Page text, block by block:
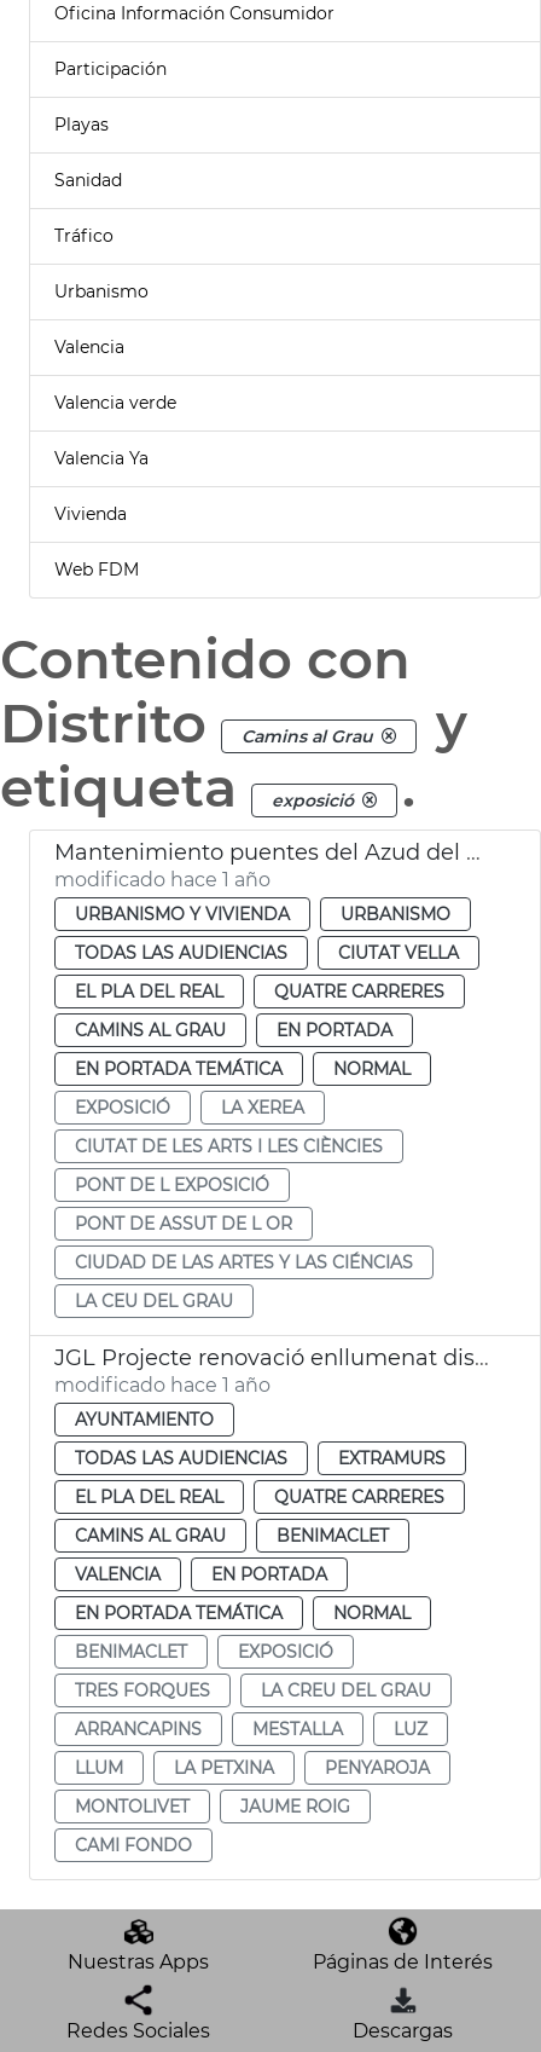
Oficina Información Consumidor
Participación
Playas
Sanidad
Tráfico
Urbanismo
Valencia
Valencia verde
Valencia Ya
Vivienda
Web FDM
Contenido con
Distrito
Camins al Grau
y
etiqueta
exposició .
Mantenimiento puentes del Azud del Oro y de la Exposición València
modificado hace 1 año
URBANISMO Y VIVIENDA
URBANISMO
TODAS LAS AUDIENCIAS
CIUTAT VELLA
EL PLA DEL REAL
QUATRE CARRERES
CAMINS AL GRAU
EN PORTADA
EN PORTADA TEMÁTICA
NORMAL
EXPOSICIÓ
LA XEREA
CIUTAT DE LES ARTS I LES CIÈNCIES
PONT DE L EXPOSICIÓ
PONT DE ASSUT DE L OR
CIUDAD DE LAS ARTES Y LAS CIÉNCIAS
LA CEU DEL GRAU
JGL Projecte renovació enllumenat districtes València
modificado hace 1 año
AYUNTAMIENTO
TODAS LAS AUDIENCIAS
EXTRAMURS
EL PLA DEL REAL
QUATRE CARRERES
CAMINS AL GRAU
BENIMACLET
VALENCIA
EN PORTADA
EN PORTADA TEMÁTICA
NORMAL
BENIMACLET
EXPOSICIÓ
TRES FORQUES
LA CREU DEL GRAU
ARRANCAPINS
MESTALLA
LUZ
LLUM
LA PETXINA
PENYAROJA
MONTOLIVET
JAUME ROIG
CAMI FONDO
Nuestras Apps Páginas de Interés
Redes Sociales Descargas